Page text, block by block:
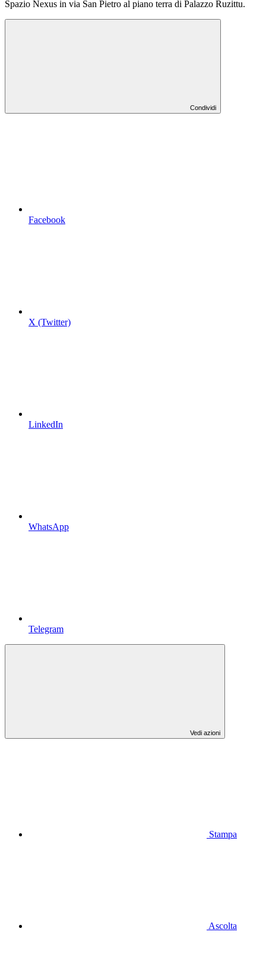
Spazio Nexus in via San Pietro al piano terra di Palazzo Ruzittu.
Condividi
Facebook
X (Twitter)
LinkedIn
WhatsApp
Telegram
Vedi azioni
Stampa
Ascolta